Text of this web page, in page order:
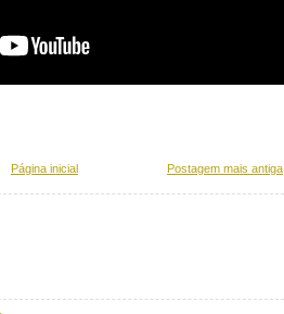
Postagem mais antiga
Página inicial